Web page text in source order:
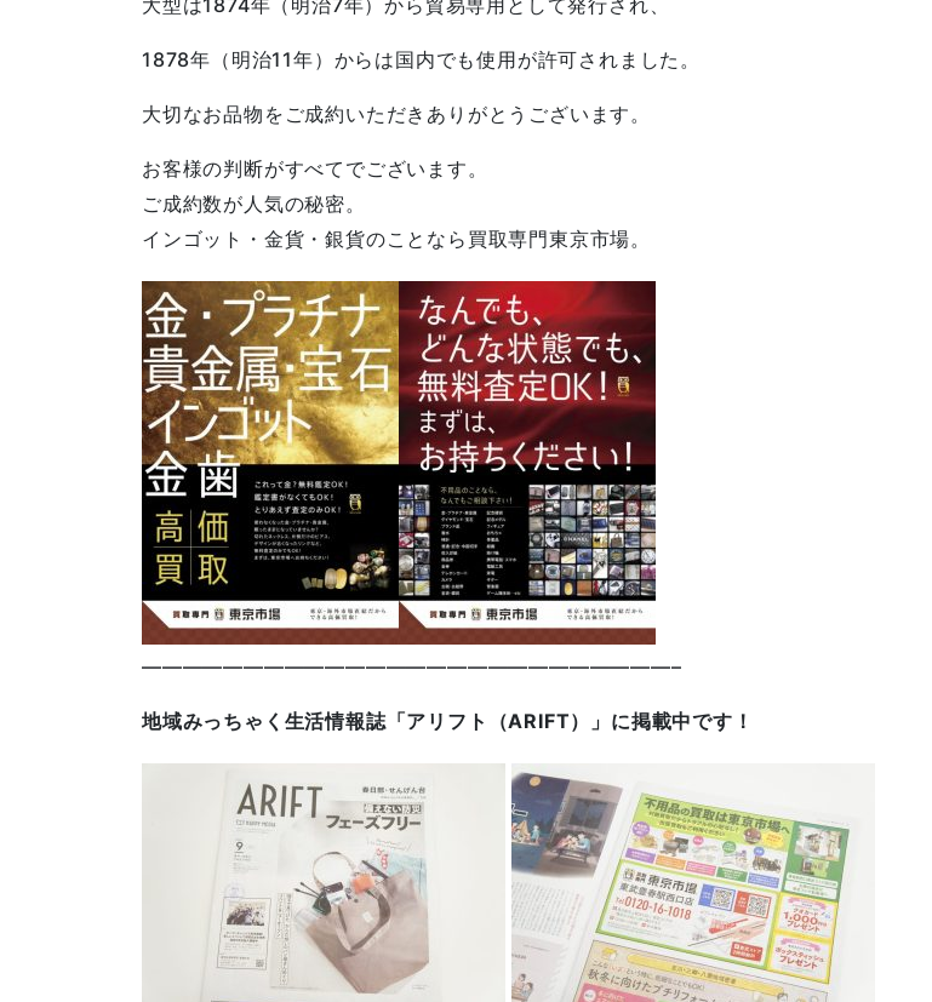
大型は1874年（明治7年）から貿易専用として発行され、
1878年（明治11年）からは国内でも使用が許可されました。
大切なお品物をご成約いただきありがとうございます。
お客様の判断がすべてでございます。
ご成約数が人気の秘密。
インゴット・金貨・銀貨のことなら買取専門東京市場。
——————————————————————————–
地域みっちゃく生活情報誌「アリフト（ARIFT）」に掲載中です！